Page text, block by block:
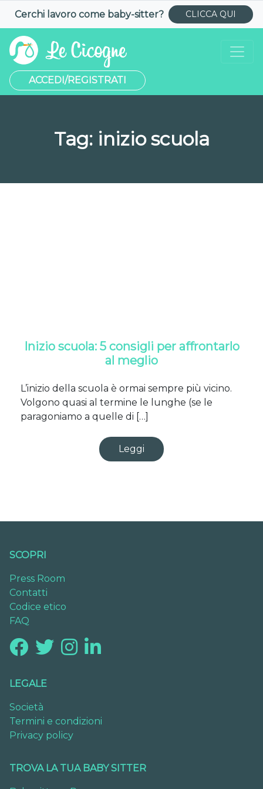
Cerchi lavoro come baby-sitter? CLICCA QUI
ACCEDI/REGISTRATI
Tag: inizio scuola
Inizio scuola: 5 consigli per affrontarlo
al meglio
L’inizio della scuola è ormai sempre più vicino.
Volgono quasi al termine le lunghe (se le
paragoniamo a quelle di […]
Leggi
SCOPRI
Press Room
Contatti
Codice etico
FAQ
LEGALE
Società
Termini e condizioni
Privacy policy
TROVA LA TUA BABY SITTER